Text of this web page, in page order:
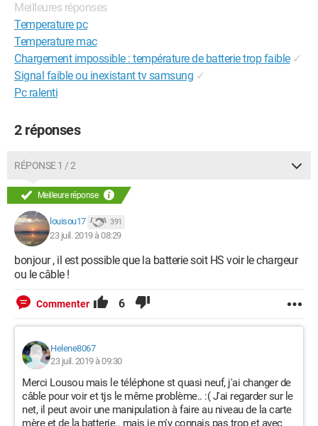
Meilleures réponses
Temperature pc
Temperature mac
Chargement impossible : température de batterie trop faible ✓
Signal faible ou inexistant tv samsung ✓
Pc ralenti
2 réponses
RÉPONSE 1 / 2
Meilleure réponse
louisou17 391
23 juil. 2019 à 08:29
bonjour , il est possible que la batterie soit HS voir le chargeur
ou le câble !
Commenter 6
Helene8067
23 juil. 2019 à 09:30
Merci Lousou mais le téléphone st quasi neuf, j'ai changer de
câble pour voir et tjs le même problème.. :( J'ai regarder sur le
net, il peut avoir une manipulation à faire au niveau de la carte
mère et de la batterie.. mais je m'y connais pas trop et avec